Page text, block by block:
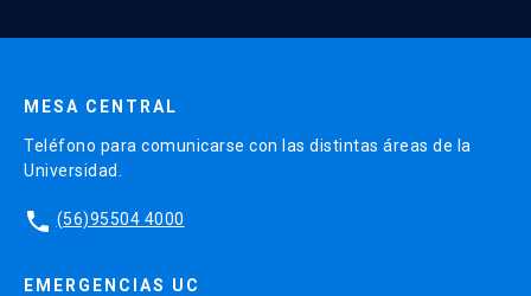
MESA CENTRAL
Teléfono para comunicarse con las distintas áreas de la
Universidad.
phone (56)95504 4000
EMERGENCIAS UC